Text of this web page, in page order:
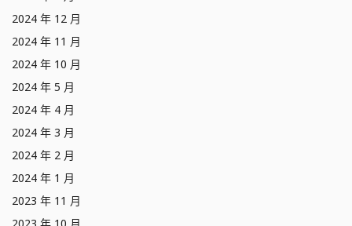
2024 年 12 月
2024 年 11 月
2024 年 10 月
2024 年 5 月
2024 年 4 月
2024 年 3 月
2024 年 2 月
2024 年 1 月
2023 年 11 月
2023 年 10 月